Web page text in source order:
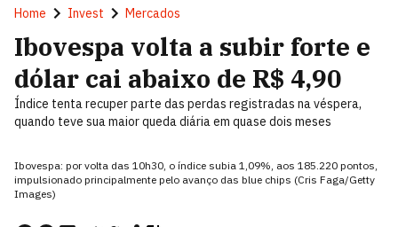
Home Invest Mercados
Ibovespa volta a subir forte e
dólar cai abaixo de R$ 4,90
Índice tenta recuper parte das perdas registradas na véspera,
quando teve sua maior queda diária em quase dois meses
Ibovespa: por volta das 10h30, o índice subia 1,09%, aos 185.220 pontos,
impulsionado principalmente pelo avanço das blue chips (Cris Faga/Getty
Images)